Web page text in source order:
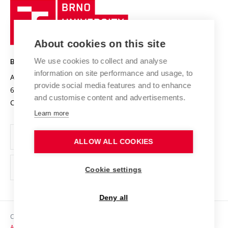
Research infrastructures
Projects
Projects from Structural Funds
Specific University Research
International Agreements
Sustainable university
Safe University
Organization Structure
Official notice board
Personal Data Protection
Support and development of employees and students
Technology
BRNO UNIVERSITY OF TECHNOLOGY
Antonínská 548/1
602 00 Brno
Czech Republic
www.vut.cz
vut@vutbr.cz
Copyright © 2026 VUT
About cookies on this site
We use cookies to collect and analyse
information on site performance and usage, to
provide social media features and to enhance
and customise content and advertisements.
Learn more
ALLOW ALL COOKIES
Cookie settings
Deny all